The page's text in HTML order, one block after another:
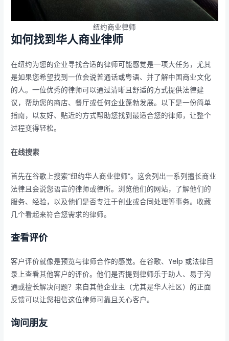
纽约商业律师
如何找到华人商业律师
在纽约为您的企业寻找合适的律师可能感觉是一项大任务，尤其
是如果您希望找到一位会说普通话或粤语、并了解中国商业文化
的人。一位优秀的律师可以通过清晰且舒适的方式提供法律建
议，帮助您的商店、餐厅或任何企业蓬勃发展。以下是一份简单
指南，以友好、贴近的方式帮助您找到最适合您的律师，让整个
过程变得轻松。
在线搜索
首先在谷歌上搜索“纽约华人商业律师”。这会列出一系列擅长商业
法律且会说您语言的律师或律所。浏览他们的网站，了解他们的
服务、经验，以及他们是否专注于创业或合同处理等事务。收藏
几个看起来符合您需求的律师。
查看评价
客户评价就像是预览与律师合作的感觉。在谷歌、Yelp 或法律目
录上查看其他客户的评价。他们是否提到律师乐于助人、易于沟
通或擅长解决问题？来自其他企业主（尤其是华人社区）的正面
反馈可以让您相信这位律师可靠且关心客户。
询问朋友